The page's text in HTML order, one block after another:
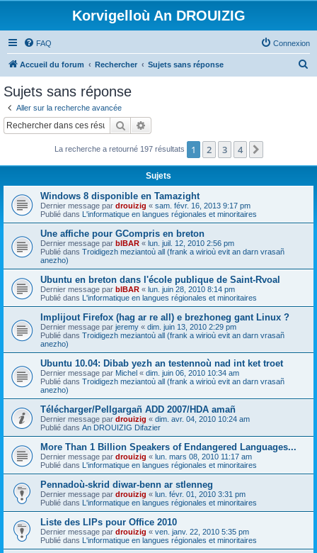
Korvigelloù An DROUIZIG
FAQ Connexion
Accueil du forum Rechercher Sujets sans réponse
c
Sujets sans réponse
Aller sur la recherche avancée
Rechercher
La recherche a retourné 197 résultats 1 2 3 4
Sujets
Windows 8 disponible en Tamazight
Dernier message par drouizig « sam. févr. 16, 2013 9:17 pm
Publié dans L'informatique en langues régionales et minoritaires
Une affiche pour GCompris en breton
Dernier message par bIBAR « lun. juil. 12, 2010 2:56 pm
Publié dans Troidigezh meziantoù all (frank a wirioù evit an darn vrasañ
anezho)
Ubuntu en breton dans l'école publique de Saint-Rvoal
Dernier message par bIBAR « lun. juin 28, 2010 8:14 pm
Publié dans L'informatique en langues régionales et minoritaires
Implijout Firefox (hag ar re all) e brezhoneg gant Linux ?
Dernier message par jeremy « dim. juin 13, 2010 2:29 pm
Publié dans Troidigezh meziantoù all (frank a wirioù evit an darn vrasañ
anezho)
Ubuntu 10.04: Dibab yezh an testennoù nad int ket troet
Dernier message par Michel « dim. juin 06, 2010 10:34 am
Publié dans Troidigezh meziantoù all (frank a wirioù evit an darn vrasañ
anezho)
Télécharger/Pellgargañ ADD 2007/HDA amañ
Dernier message par drouizig « dim. avr. 04, 2010 10:24 am
Publié dans An DROUIZIG Difazier
More Than 1 Billion Speakers of Endangered Languages...
Dernier message par drouizig « lun. mars 08, 2010 11:17 am
Publié dans L'informatique en langues régionales et minoritaires
Pennadoù-skrid diwar-benn ar stlenneg
Dernier message par drouizig « lun. févr. 01, 2010 3:31 pm
Publié dans L'informatique en langues régionales et minoritaires
Liste des LIPs pour Office 2010
Dernier message par drouizig « ven. janv. 22, 2010 5:35 pm
Publié dans L'informatique en langues régionales et minoritaires